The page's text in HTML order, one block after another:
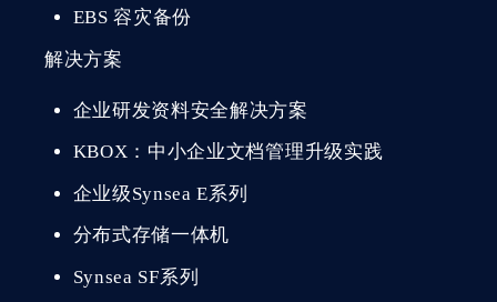
EBS 容灾备份
解决方案
企业研发资料安全解决方案
KBOX：中小企业文档管理升级实践
企业级Synsea E系列
分布式存储一体机
Synsea SF系列